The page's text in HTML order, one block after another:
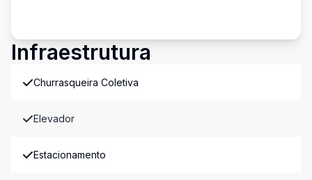
Infraestrutura
Churrasqueira Coletiva
Elevador
Estacionamento